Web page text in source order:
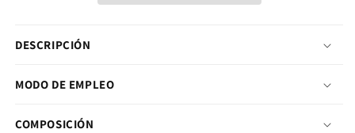
DESCRIPCIÓN
MODO DE EMPLEO
COMPOSICIÓN